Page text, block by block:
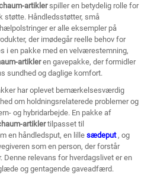
artiklerspiller en betydelig rolle for
støtte. Håndledsstøtter, små
er alle eksempler på
der imødegår reelle behov for
i en pakke med en velværestemning,
artikleren gavepakke, der formidler
sundhed og daglige komfort.
har oplevet bemærkelsesværdig
om holdningsrelaterede problemer og
og hybridarbejde. En pakke af
artiklertilpasset til
en håndledsput, en lille sædeput, og
som en person, der forstår
Denne relevans for hverdagslivet er en
og gentagende gaveadfærd.